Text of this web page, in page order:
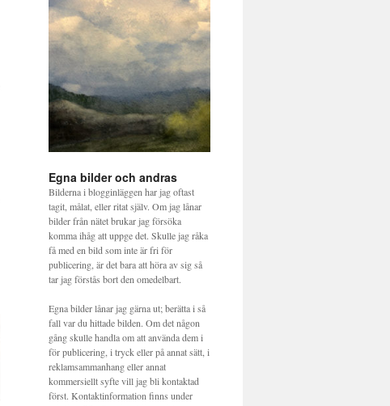
Egna bilder och andras
Bilderna i blogginläggen har jag oftast
tagit, målat, eller ritat själv. Om jag lånar
bilder från nätet brukar jag försöka
komma ihåg att uppge det. Skulle jag råka
få med en bild som inte är fri för
publicering, är det bara att höra av sig så
tar jag förstås bort den omedelbart.
Egna bilder lånar jag gärna ut; berätta i så
fall var du hittade bilden. Om det någon
gång skulle handla om att använda dem i
för publicering, i tryck eller på annat sätt, i
reklamsammanhang eller annat
kommersiellt syfte vill jag bli kontaktad
först. Kontaktinformation finns under